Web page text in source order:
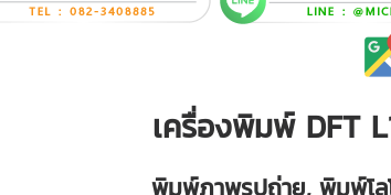
เครื่องพิมพ์ DFT
พิมพ์ภาพรูปถ่าย, พิมพ์โล